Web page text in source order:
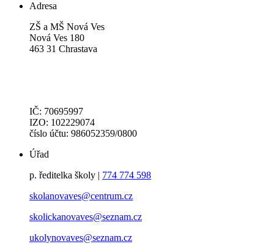
Adresa
ZŠ a MŠ Nová Ves
Nová Ves 180
463 31 Chrastava
IČ: 70695997
IZO: 102229074
číslo účtu: 986052359/0800
Úřad
p. ředitelka školy | 774 774 598
skolanovaves@centrum.cz
skolickanovaves@seznam.cz
ukolynovaves@seznam.cz